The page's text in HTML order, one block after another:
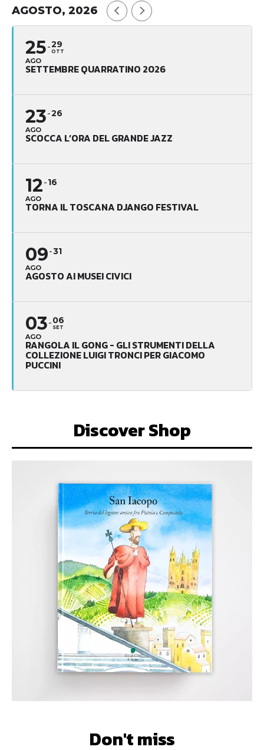
AGOSTO, 2026
25
AGO
29
OTT
SETTEMBRE QUARRATINO 2026
23
AGO
26
SCOCCA L’ORA DEL GRANDE JAZZ
12
AGO
16
TORNA IL TOSCANA DJANGO FESTIVAL
09
AGO
31
AGOSTO AI MUSEI CIVICI
03
AGO
06
SET
RANGOLA IL GONG - GLI STRUMENTI DELLA
COLLEZIONE LUIGI TRONCI PER GIACOMO
PUCCINI
Discover Shop
Don't miss